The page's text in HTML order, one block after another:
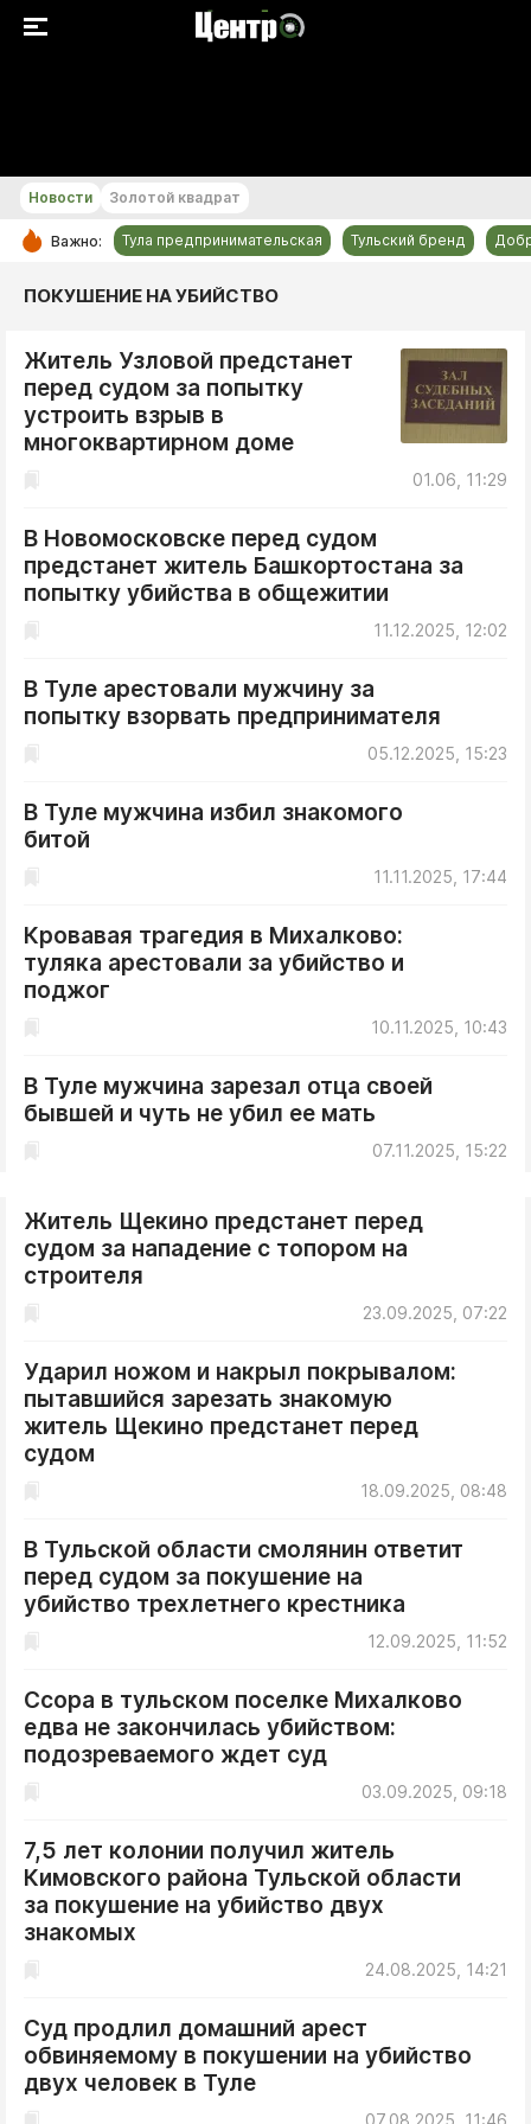
РУБРИКИ
Культура
Происшествия
Спорт
ДоброЦентр
Голодный шпион
Новости Золотой квадрат
Важно: Тула предпринимательская Тульский бренд
ПОКУШЕНИЕ НА УБИЙСТВО
Житель Узловой предстанет
перед судом за попытку
устроить взрыв в
многоквартирном доме
01.06, 11:29
В Новомосковске перед судом
предстанет житель Башкортостана за
попытку убийства в общежитии
11.12.2025, 12:02
В Туле арестовали мужчину за
попытку взорвать предпринимателя
05.12.2025, 15:23
В Туле мужчина избил знакомого
битой
11.11.2025, 17:44
Кровавая трагедия в Михалково:
туляка арестовали за убийство и
поджог
10.11.2025, 10:43
В Туле мужчина зарезал отца своей
бывшей и чуть не убил ее мать
07.11.2025, 15:22
Житель Щекино предстанет перед
судом за нападение с топором на
строителя
23.09.2025, 07:22
Ударил ножом и накрыл покрывалом:
пытавшийся зарезать знакомую
житель Щекино предстанет перед
судом
18.09.2025, 08:48
В Тульской области смолянин ответит
перед судом за покушение на
убийство трехлетнего крестника
12.09.2025, 11:52
Ссора в тульском поселке Михалково
едва не закончилась убийством:
подозреваемого ждет суд
03.09.2025, 09:18
7,5 лет колонии получил житель
Кимовского района Тульской области
за покушение на убийство двух
знакомых
24.08.2025, 14:21
Суд продлил домашний арест
обвиняемому в покушении на убийство
двух человек в Туле
07.08.2025, 11:46